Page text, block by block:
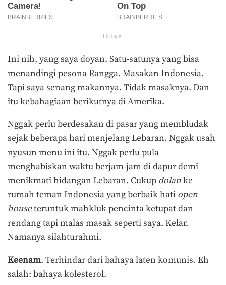
Iklan
Ini nih, yang saya doyan. Satu-satunya yang bisa
menandingi pesona Rangga. Masakan Indonesia.
Tapi saya senang makannya. Tidak masaknya. Dan
itu kebahagiaan berikutnya di Amerika.
Nggak perlu berdesakan di pasar yang membludak
sejak beberapa hari menjelang Lebaran. Nggak usah
nyusun menu ini itu. Nggak perlu pula
menghabiskan waktu berjam-jam di dapur demi
menikmati hidangan Lebaran. Cukup dolanke
rumah teman Indonesia yang berbaik hati open
houseteruntuk mahkluk pencinta ketupat dan
rendang tapi malas masak seperti saya. Kelar.
Namanya silahturahmi.
Keenam. Terhindar dari bahaya laten komunis. Eh
salah: bahaya kolesterol.